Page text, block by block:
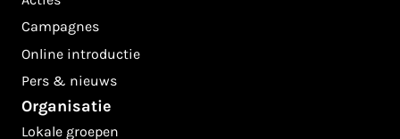
Campagnes
Online introductie
Pers & nieuws
Organisatie
Lokale groepen